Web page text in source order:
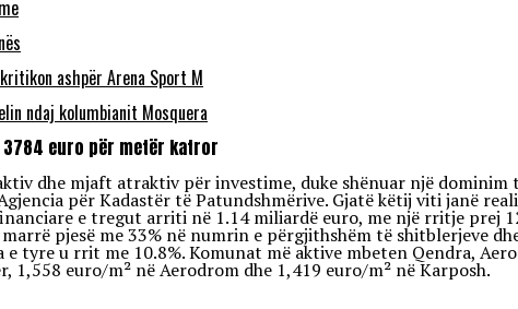
ashpër Arena Sport M
ndaj kolumbianit Mosquera
3784 euro për metër katror
dhe mjaft atraktiv për investime, duke shënuar një
për Kadastër të Patundshmërive. Gjatë këtij viti janë
e tregut arriti në 1.14 miliardë euro, me një rritje prej
pjesë me 33% në numrin e përgjithshëm të shitblerjeve
tyre u rrit me 10.8%. Komunat më aktive mbeten Qendra,
euro/m² në Aerodrom dhe 1,419 euro/m² në Karposh.